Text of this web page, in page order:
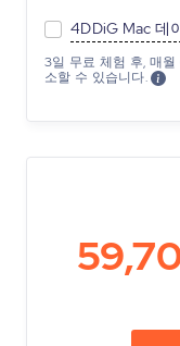
4DDiG Mac 데
3일 무료 체험 후, 매
소할 수 있습니다.